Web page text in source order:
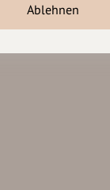
Ablehnen